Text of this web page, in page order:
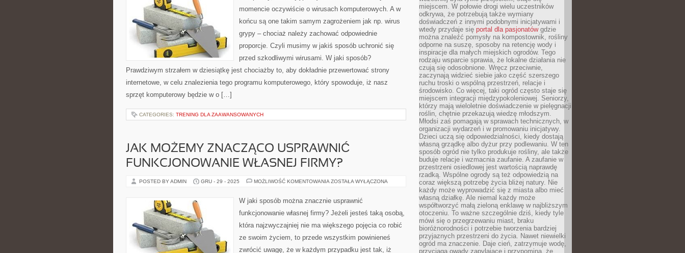
PRZED
momencie oczywiście o wirusach komputerowych. A w
końcu są one takim samym zagrożeniem jak np. wirus
grypy – chociaż należy zachować odpowiednie
proporcje. Czyli musimy w jakiś sposób uchronić się
przed szkodliwymi wirusami. W jaki sposób?
Prawdziwym strzałem w dziesiątkę jest chociażby to, aby dokładnie przewertować strony
internetowe, w celu znalezienia tego programu komputerowego, który spowoduje, iż nasz
sprzęt komputerowy będzie w o […]
CATEGORIES: TRENING DLA ZAAWANSOWANYCH
JAK MOŻEMY ZNACZĄCO USPRAWNIĆ
FUNKCJONOWANIE WŁASNEJ FIRMY?
POSTED BY ADMIN GRU - 29 - 2025 MOŻLIWOŚĆ KOMENTOWANIA JAK
USPRAWNIĆ
FUNKCJONOWANIE
FIRMY?
ZOSTAŁA WYŁĄCZONA
W jaki sposób można znacznie usprawnić
funkcjonowanie własnej firmy? Jeżeli jesteś taką osobą,
która najzwyczajniej nie ma większego pojęcia co robić
ze swoim życiem, to przede wszystkim powinieneś
zwrócić uwagę, że w każdym przypadku jest tak, iż
miejscem. W połowie drogi wielu uczestników
odkrywa, że potrzebują także wymiany
doświadczeń z innymi podobnymi inicjatywami i
wtedy przydaje się portal dla pasjonatówgdzie
można znaleźć pomysły na kompostownik, rośliny
odporne na suszę, sposoby na retencję wody i
inspiracje dla małych miejskich ogrodów. Tego
rodzaju wsparcie sprawia, że lokalne działania nie
czują się odosobnione. Wręcz przeciwnie,
zaczynają widzieć siebie jako część szerszego
ruchu troski o wspólną przestrzeń, relacje i
środowisko. Co więcej, taki ogród często staje się
miejscem integracji międzypokoleniowej. Seniorzy,
którzy mają wieloletnie doświadczenie w pielęgnacji
roślin, chętnie przekazują wiedzę młodszym.
Młodsi zaś pomagają w sprawach technicznych, w
organizacji wydarzeń i w promowaniu inicjatywy.
Dzieci uczą się odpowiedzialności, kiedy dostają
własną grządkę albo dyżur przy podlewaniu. W ten
sposób ogród nie tylko produkuje rośliny, ale także
buduje relacje i wzmacnia zaufanie. A zaufanie w
przestrzeni osiedlowej jest wartością naprawdę
rzadką. Wspólne ogrody są też odpowiedzią na
coraz większą potrzebę życia bliżej natury. Nie
każdy może wyprowadzić się z miasta albo mieć
własną działkę. Ale niemal każdy może
współtworzyć małą zieloną enklawę w najbliższym
otoczeniu. To ważne szczególnie dziś, kiedy tyle
mówi się o przegrzewaniu miast, braku
bioróżnorodności i potrzebie tworzenia bardziej
przyjaznych przestrzeni do życia. Nawet niewielki
ogród ma znaczenie. Daje cień, zatrzymuje wodę,
przyciąga owady zapylające i przypomina, że